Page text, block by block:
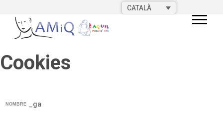
CATALÀ
Cookies
NOMBRE _ga